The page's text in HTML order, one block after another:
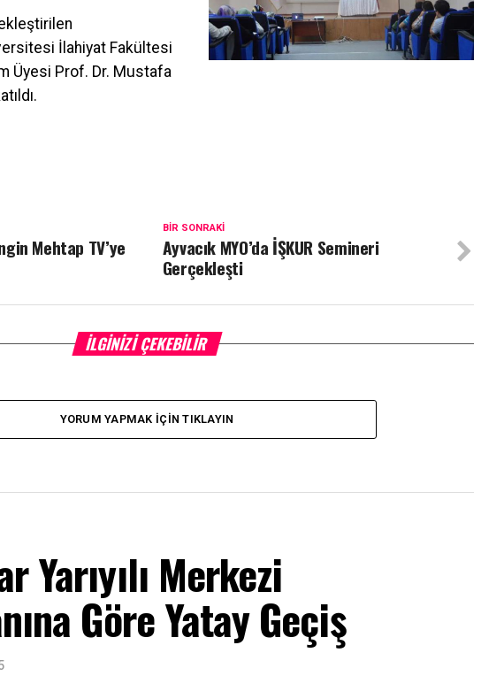
İlahiyat Fakültesi
Üyesi Prof. Dr. Mustafa
BIR SONRAKI
Ayvacık MYO’da İŞKUR Semineri
Gerçekleşti
Mehtap TV’ye
İLGINIZI ÇEKEBILIR
YORUM YAPMAK İÇIN TIKLAYIN
Yarıyılı Merkezi
Göre Yatay Geçiş